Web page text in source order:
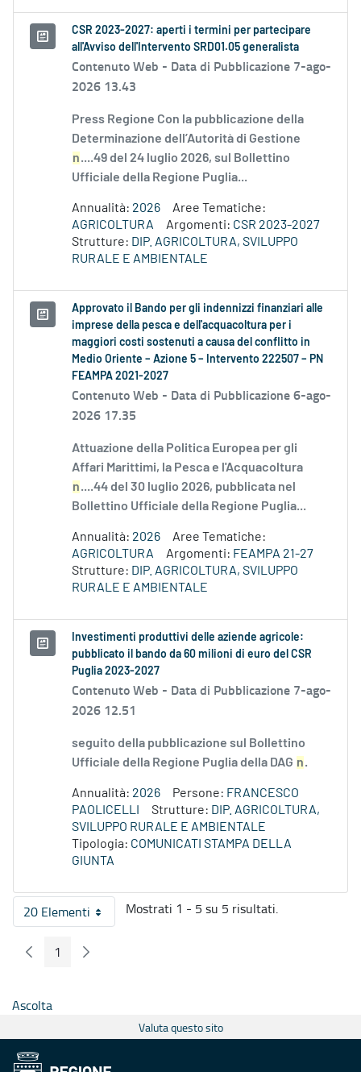
CSR 2023-2027: aperti i termini per partecipare
all'Avviso dell'Intervento SRD01.05 generalista
Contenuto Web - Data di Pubblicazione 7-ago-
2026 13.43
Press Regione Con la pubblicazione della
Determinazione dell’Autorità di Gestione
n....49 del 24 luglio 2026, sul Bollettino
Ufficiale della Regione Puglia...
Annualità: 2026
Aree Tematiche:
AGRICOLTURA
Argomenti: CSR 2023-2027
Strutture: DIP. AGRICOLTURA, SVILUPPO
RURALE E AMBIENTALE
Approvato il Bando per gli indennizzi finanziari alle
imprese della pesca e dell'acquacoltura per i
maggiori costi sostenuti a causa del conflitto in
Medio Oriente – Azione 5 – Intervento 222507 – PN
FEAMPA 2021-2027
Contenuto Web - Data di Pubblicazione 6-ago-
2026 17.35
Attuazione della Politica Europea per gli
Affari Marittimi, la Pesca e l'Acquacoltura
n....44 del 30 luglio 2026, pubblicata nel
Bollettino Ufficiale della Regione Puglia...
Annualità: 2026
Aree Tematiche:
AGRICOLTURA
Argomenti: FEAMPA 21-27
Strutture: DIP. AGRICOLTURA, SVILUPPO
RURALE E AMBIENTALE
Investimenti produttivi delle aziende agricole:
pubblicato il bando da 60 milioni di euro del CSR
Puglia 2023-2027
Contenuto Web - Data di Pubblicazione 7-ago-
2026 12.51
seguito della pubblicazione sul Bollettino
Ufficiale della Regione Puglia della DAG n.
Annualità: 2026 Persone: FRANCESCO
PAOLICELLI
Strutture: DIP. AGRICOLTURA,
SVILUPPO RURALE E AMBIENTALE
Tipologia: COMUNICATI STAMPA DELLA
GIUNTA
20 ElementiPer pagina
Mostrati 1 - 5 su 5 risultati.
Pagina Precedente
Pagina
1 Pagina Seguente
Ascolta
Valuta questo sito